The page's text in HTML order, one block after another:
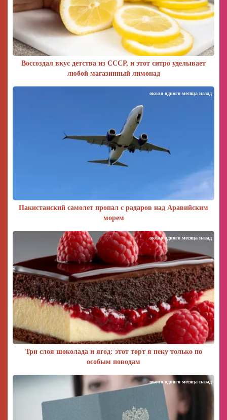
Воссоздал вкус детства из СССР, и этот ситро уделывает
любой магазинный лимонад
Пакистанский самолет пропал с радаров над Аравийским
морем
около одного месяца назад
Три слоя шоколада и ягод: этот торт я пеку только по
особым поводам
около одного месяца назад
около одного месяца назад